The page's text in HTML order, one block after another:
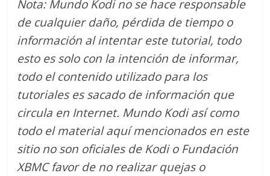
Nota: Mundo Kodi no se hace responsable
de cualquier daño, pérdida de tiempo o
información al intentar este tutorial, todo
esto es solo con la intención de informar,
todo el contenido utilizado para los
tutoriales es sacado de información que
circula en Internet. Mundo Kodi así como
todo el material aquí mencionados en este
sitio no son oficiales de Kodi o Fundación
XBMC favor de no realizar quejas o